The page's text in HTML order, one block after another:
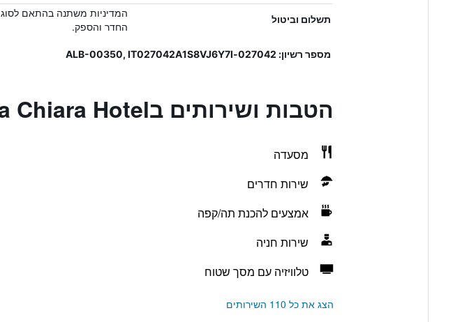
תשלום וביטול
המדיניות משתנה בהתאם לסוג
החדר והספק.
מספר רשיון: 027042-ALB-00350, IT027042A1S8VJ6Y7I
הטבות ושירותים בSanta Chiara Hotel
מסעדה
שירות חדרים
אמצעים להכנת תה/קפה
שירות חניה
טלוויזיה עם מסך שטוח
הצג את כל 110 השירותים